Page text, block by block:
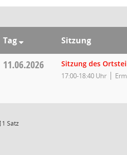
Tag Sitzung
11.06.2026 Sitzung des
17:00-18:40 Uhr
1 Satz